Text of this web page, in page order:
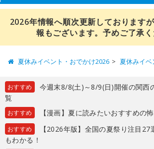
2026年情報へ順次更新しております
報もございます。予めご了承く
夏休みイベント・おでかけ2026 夏休みイ
おすすめ
今週末8/8(土)～8/9(日)開催の関西
覧
おすすめ 【漫画】夏に読みたいおすすめの
おすすめ
【2026年版】全国の夏祭り注目
もわかる！